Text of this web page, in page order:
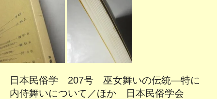
日本民俗学 207号 巫女舞いの伝統―特に
内侍舞いについて／ほか 日本民俗学会